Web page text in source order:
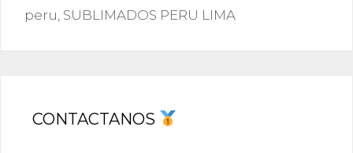
peru SUBLIMADOS PERU LIMA
CONTACTANOS